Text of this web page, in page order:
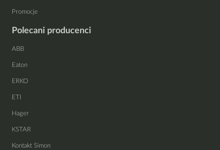
Promocje
Polecani producenci
ABB
Eaton
ERKO
ETI
Hager
KSTAR
Kontakt Simon